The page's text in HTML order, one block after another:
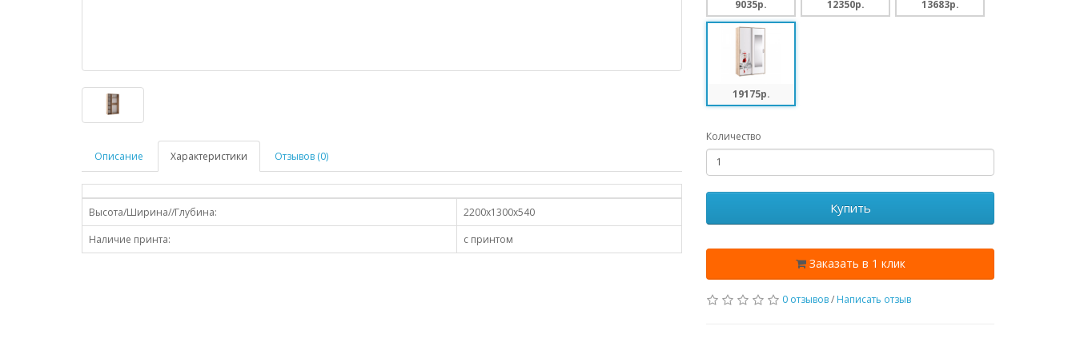
Описание Характеристики Отзывов (0)
Высота/Ширина//Глубина:
2200х1300х540
Наличие принта:
с принтом
9035p. 12350p. 13683p.
19175p.
Количество
Купить
Заказать в 1 клик
0 отзывов/ Написать отзыв